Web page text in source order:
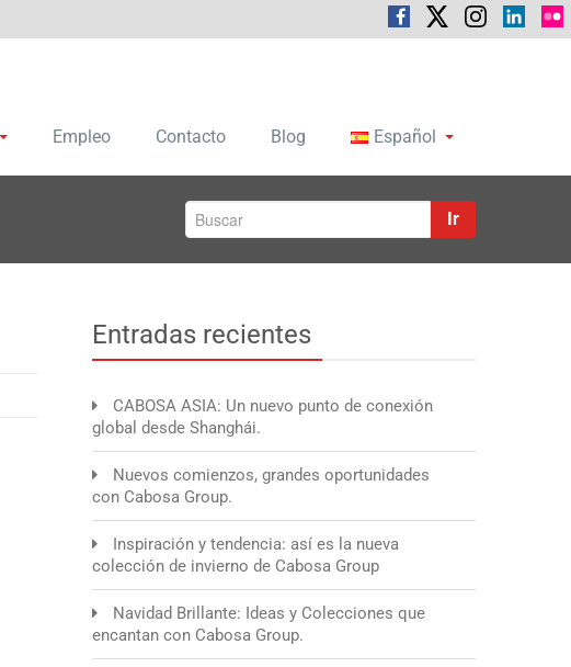
Empleo Contacto Blog Español
Ir
Entradas recientes
CABOSA ASIA: Un nuevo punto de conexión
global desde Shanghái.
Nuevos comienzos, grandes oportunidades
con Cabosa Group.
Inspiración y tendencia: así es la nueva
colección de invierno de Cabosa Group
Navidad Brillante: Ideas y Colecciones que
encantan con Cabosa Group.